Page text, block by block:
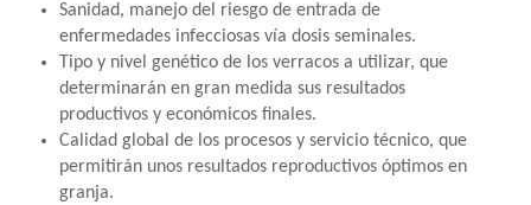
Sanidad, manejo del riesgo de entrada de
enfermedades infecciosas vía dosis seminales.
Tipo y nivel genético de los verracos a utilizar, que
determinarán en gran medida sus resultados
productivos y económicos finales.
Calidad global de los procesos y servicio técnico, que
permitirán unos resultados reproductivos óptimos en
granja.